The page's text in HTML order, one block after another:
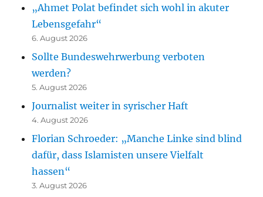
„Ahmet Polat befindet sich wohl in akuter
Lebensgefahr“
6. August 2026
Sollte Bundeswehrwerbung verboten
werden?
5. August 2026
Journalist weiter in syrischer Haft
4. August 2026
Florian Schroeder: „Manche Linke sind blind
dafür, dass Islamisten unsere Vielfalt
hassen“
3. August 2026